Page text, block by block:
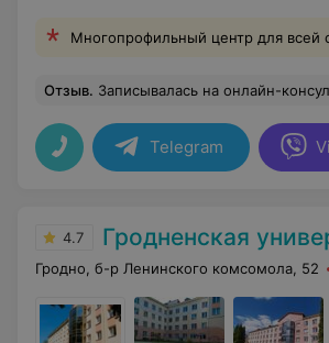
Многопрофильный центр для всей
Отзыв. Записывалась на онлайн-консультацию гинеколога.
Telegram
4.7 Гродненская
Гродно, б-р Ленинского комсомола, 52